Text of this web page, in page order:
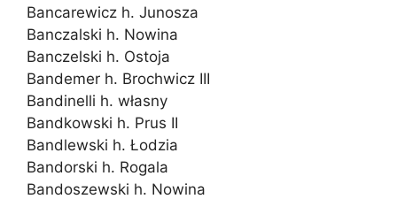
Bancarewicz h. Junosza
Banczalski h. Nowina
Banczelski h. Ostoja
Bandemer h. Brochwicz III
Bandinelli h. własny
Bandkowski h. Prus II
Bandlewski h. Łodzia
Bandorski h. Rogala
Bandoszewski h. Nowina